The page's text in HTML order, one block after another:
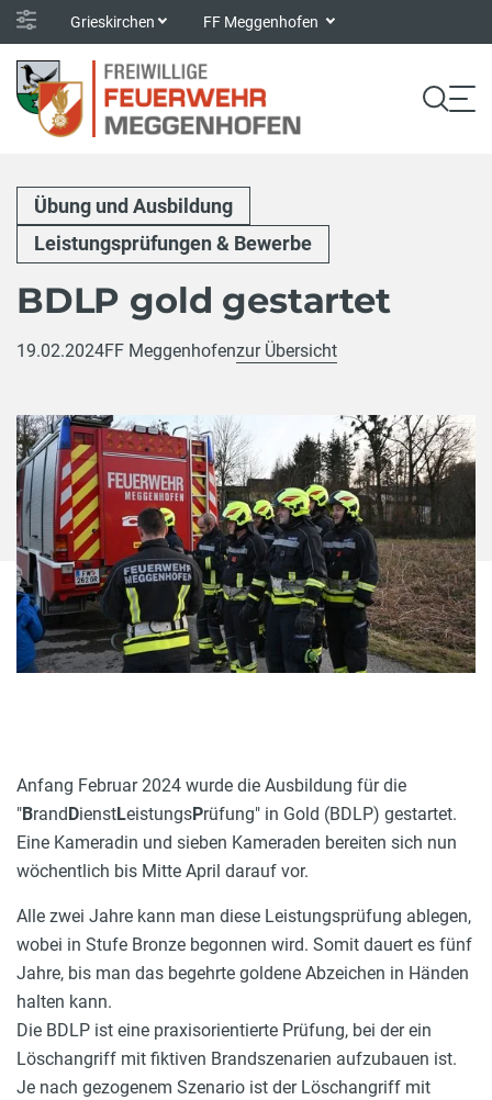
Grieskirchen FF Meggenhofen
Übung und Ausbildung
Leistungsprüfungen & Bewerbe
BDLP gold gestartet
19.02.2024FF Meggenhofenzur Übersicht
Anfang Februar 2024 wurde die Ausbildung für die
"Brand DienstLeistungsPrüfung" in Gold (BDLP) gestartet.
Eine Kameradin und sieben Kameraden bereiten sich nun
wöchentlich bis Mitte April darauf vor.
Alle zwei Jahre kann man diese Leistungsprüfung ablegen,
wobei in Stufe Bronze begonnen wird. Somit dauert es fünf
Jahre, bis man das begehrte goldene Abzeichen in Händen
halten kann.
Die BDLP ist eine praxisorientierte Prüfung, bei der ein
Löschangriff mit fiktiven Brandszenarien aufzubauen ist.
Je nach gezogenem Szenario ist der Löschangriff mit